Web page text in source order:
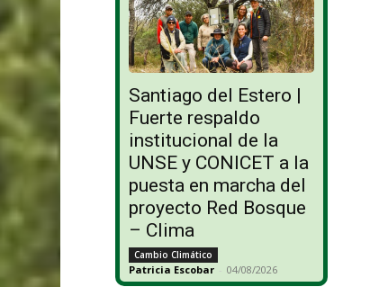
Santiago del Estero |
Fuerte respaldo
institucional de la
UNSE y CONICET a la
puesta en marcha del
proyecto Red Bosque
– Clima
Cambio Climático
Patricia Escobar - 04/08/2026